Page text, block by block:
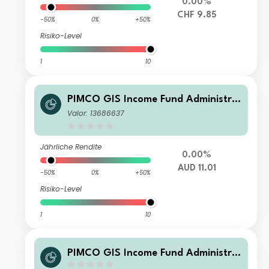
-50% 0% +50%
Risiko-Level
1 10
0.00%
CHF 9.85
PIMCO GIS Income Fund Administra
tive AUD (Hedged) Accumulation
Valor: 13686637
Jährliche Rendite
-50% 0% +50%
Risiko-Level
1 10
0.00%
AUD 11.01
PIMCO GIS Income Fund Administra